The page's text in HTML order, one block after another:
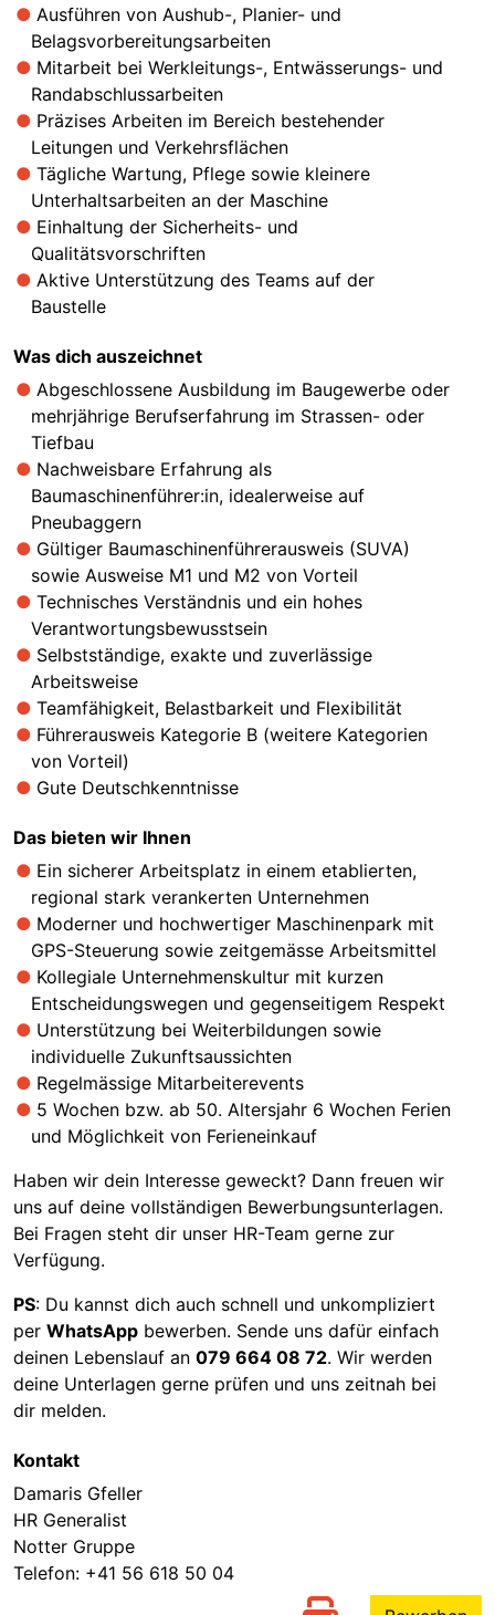
Ausführen von Aushub-, Planier- und
Belagsvorbereitungsarbeiten
Mitarbeit bei Werkleitungs-, Entwässerungs- und
Randabschlussarbeiten
Präzises Arbeiten im Bereich bestehender
Leitungen und Verkehrsflächen
Tägliche Wartung, Pflege sowie kleinere
Unterhaltsarbeiten an der Maschine
Einhaltung der Sicherheits- und
Qualitätsvorschriften
Aktive Unterstützung des Teams auf der
Baustelle
Was dich auszeichnet
Abgeschlossene Ausbildung im Baugewerbe oder
mehrjährige Berufserfahrung im Strassen- oder
Tiefbau
Nachweisbare Erfahrung als
Baumaschinenführer:in, idealerweise auf
Pneubaggern
Gültiger Baumaschinenführerausweis (SUVA)
sowie Ausweise M1 und M2 von Vorteil
Technisches Verständnis und ein hohes
Verantwortungsbewusstsein
Selbstständige, exakte und zuverlässige
Arbeitsweise
Teamfähigkeit, Belastbarkeit und Flexibilität
Führerausweis Kategorie B (weitere Kategorien
von Vorteil)
Gute Deutschkenntnisse
Das bieten wir Ihnen
Ein sicherer Arbeitsplatz in einem etablierten,
regional stark verankerten Unternehmen
Moderner und hochwertiger Maschinenpark mit
GPS-Steuerung sowie zeitgemässe Arbeitsmittel
Kollegiale Unternehmenskultur mit kurzen
Entscheidungswegen und gegenseitigem Respekt
Unterstützung bei Weiterbildungen sowie
individuelle Zukunftsaussichten
Regelmässige Mitarbeiterevents
5 Wochen bzw. ab 50. Altersjahr 6 Wochen Ferien
und Möglichkeit von Ferieneinkauf
Haben wir dein Interesse geweckt? Dann freuen wir
uns auf deine vollständigen Bewerbungsunterlagen.
Bei Fragen steht dir unser HR-Team gerne zur
Verfügung.
PS: Du kannst dich auch schnell und unkompliziert
per WhatsApp bewerben. Sende uns dafür einfach
deinen Lebenslauf an 079 664 08 72. Wir werden
deine Unterlagen gerne prüfen und uns zeitnah bei
dir melden.
Kontakt
Damaris Gfeller
HR Generalist
Notter Gruppe
Telefon: +41 56 618 50 04